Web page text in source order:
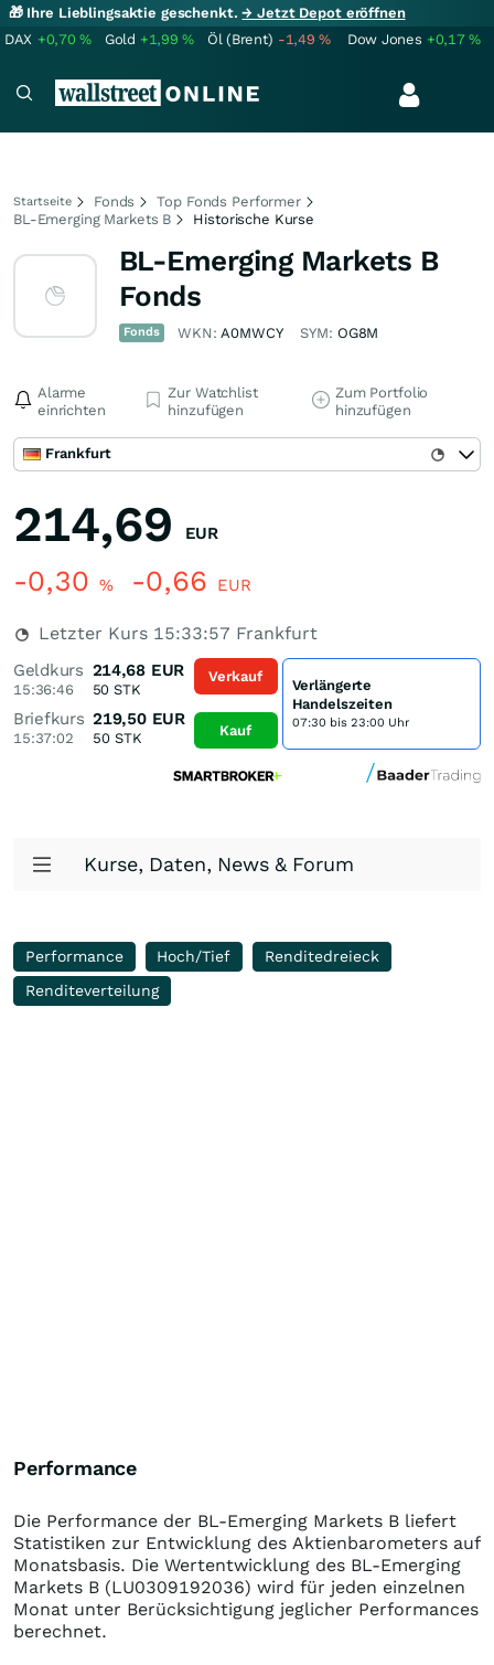
🎁 Ihre Lieblingsaktie geschenkt.→ Jetzt Depot eröffnen
DAX +0,70% Gold +1,99% Öl (Brent) -1,49% Dow Jones +0,17%
Startseite Fonds
Top Fonds Performer
BL-Emerging Markets B
Historische Kurse
BL-Emerging Markets B
Fonds
Fonds WKN:A0MWCY SYM: OG8M
Alarme
einrichten
Zur Watchlist
hinzufügen
Zum Portfolio
hinzufügen
Frankfurt
214,69 EUR
-0,30 % -0,66 EUR
Letzter Kurs 15:33:57 Frankfurt
Geldkurs
15:36:46
214,68 EUR
50 STK
Briefkurs
15:37:02
219,50 EUR
50 STK
Verkauf
Kauf
Verlängerte
Handelszeiten
07:30 bis 23:00 Uhr
Kurse, Daten, News & Forum
Performance Hoch/Tief
Renditedreieck
Renditeverteilung
Performance
Die Performance der BL-Emerging Markets B liefert
Statistiken zur Entwicklung des Aktienbarometers auf
Monatsbasis. Die Wertentwicklung des BL-Emerging
Markets B (LU0309192036) wird für jeden einzelnen
Monat unter Berücksichtigung jeglicher Performances
berechnet.